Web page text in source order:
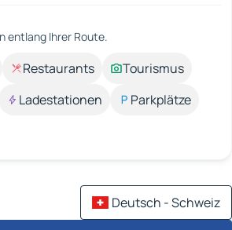
entlang Ihrer Route.
Restaurants
Tourismus
Ladestationen
Parkplätze
Deutsch - Schweiz